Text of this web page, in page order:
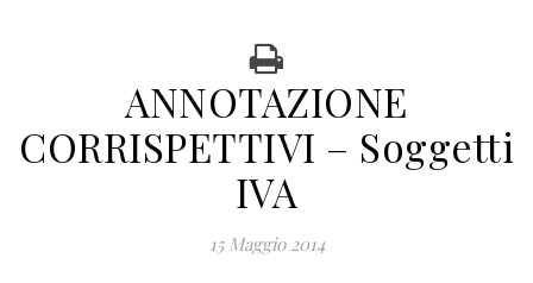
ANNOTAZIONE
CORRISPETTIVI – Soggetti
IVA
15 Maggio 2014